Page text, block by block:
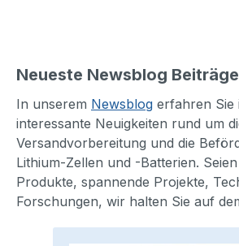
Neueste Newsblog Beiträge
In unserem Newsblog erfahren Sie
interessante Neuigkeiten rund um
Versandvorbereitung und die
Lithium-Zellen und -Batterien.
Produkte, spannende Projekte,
Forschungen, wir halten Sie auf